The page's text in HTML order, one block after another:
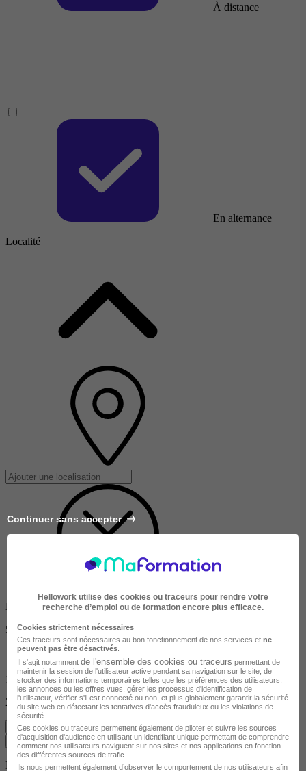
À distance
En alternance
Localité
Dans un rayon de
50km
10km
200km
Effacer
Valider
Durée de la formation
Continuer sans accepter
Hellowork utilise des cookies ou traceurs pour rendre votre
recherche d’emploi ou de formation encore plus efficace.
Cookies strictement nécessaires
Ces traceurs sont nécessaires au bon fonctionnement de nos services et ne
peuvent pas être désactivés
Il s'agit notamment de l'ensemble des cookies ou traceurs permettant de
maintenir la session de l'utilisateur active pendant sa navigation sur le site, de
stocker des informations temporaires telles que les préférences des utilisateurs,
les annonces ou les offres vues, gérer les processus d'identification de
l'utilisateur, vérifier s'il est connecté ou non, et plus globalement garantir la sécurité
du site web en détectant les tentatives d'accès frauduleux ou les violations de
sécurité.
Ces cookies ou traceurs permettent également de piloter et suivre les sources
d'acquisition d'audience en utilisant un identifiant unique permettant de comprendre
comment nos utilisateurs naviguent sur nos sites et nos applications en fonction
des différentes sources de trafic.
Ils nous permettent également d’observer le comportement de nos utilisateurs afin